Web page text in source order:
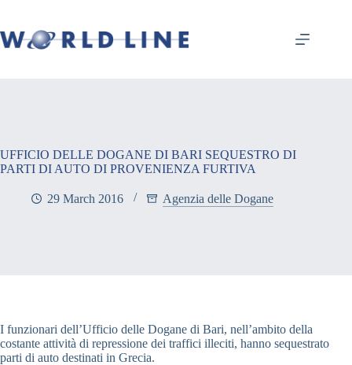
UFFICIO DELLE DOGANE DI BARI SEQUESTRO DI
PARTI DI AUTO DI PROVENIENZA FURTIVA
29 March 2016 Agenzia delle Dogane
I funzionari dell’Ufficio delle Dogane di Bari, nell’ambito della
costante attività di repressione dei traffici illeciti, hanno sequestrato
parti di auto destinati in Grecia.